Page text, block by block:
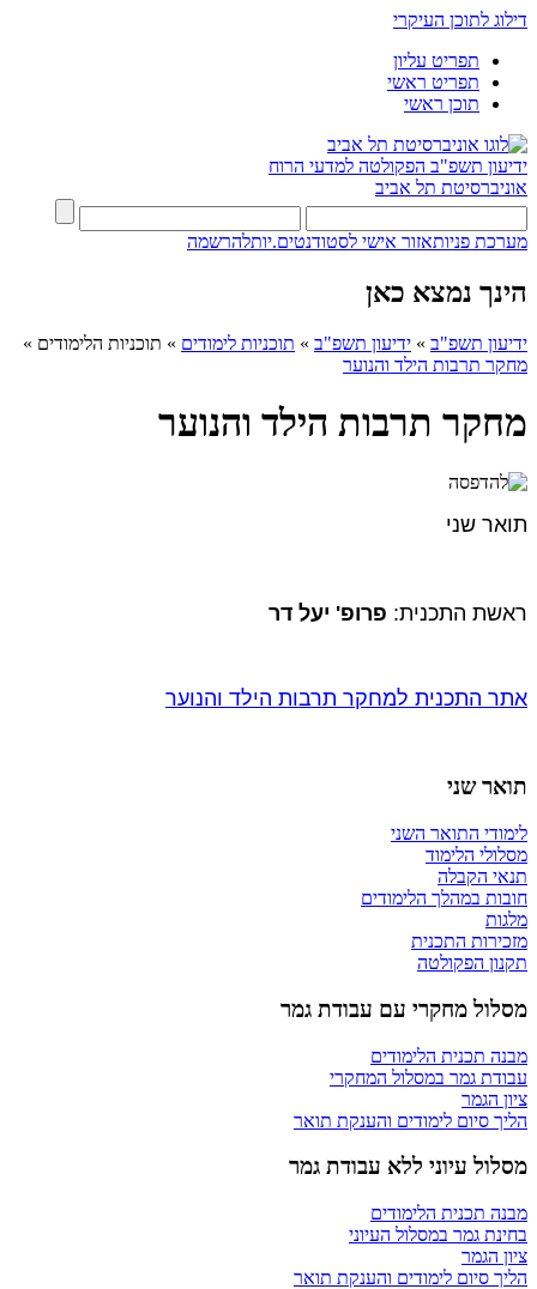
דילוג לתוכן העיקרי
תפריט עליון
תפריט ראשי
תוכן ראשי
ידיעון תשפ"ב הפקולטה למדעי הרוח
אוניברסיטת תל אביב
מערכת פניותאזור אישי לסטודנטים.יותלהרשמה
הינך נמצא כאן
ידיעון תשפ"ב » ידיעון תשפ"ב » תוכניות לימודים » תוכניות הלימודים »
מחקר תרבות הילד והנוער
מחקר תרבות הילד והנוער
תואר שני
​ראשת התכנית: פרופ' יעל דר
אתר התכנית למחקר תרבות הילד והנוער
תואר שני
לימודי התואר השני
מסלולי הלימוד
תנאי הקבלה
חובות במהלך הלימודים
מלגות
מזכירות התכנית
תקנון הפקולטה
מסלול מחקרי עם עבודת גמר
מבנה תכנית הלימודים
עבודת גמר במסלול המחקרי
ציון הגמר
הליך סיום לימודים והענקת תואר
מסלול עיוני ללא עבודת גמר
מבנה תכנית הלימודים
בחינת גמר במסלול העיוני
ציון הגמר
הליך סיום לימודים והענקת תואר